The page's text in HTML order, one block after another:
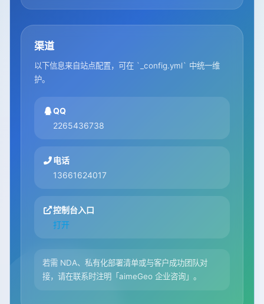
渠道
以下信息来自站点配置，可在 `_config.yml` 中统一维
护。
QQ
2265436738
电话
13661624017
控制台入口
打开
若需 NDA、私有化部署清单或与客户成功团队对
接，请在联系时注明「aimeGeo 企业咨询」。